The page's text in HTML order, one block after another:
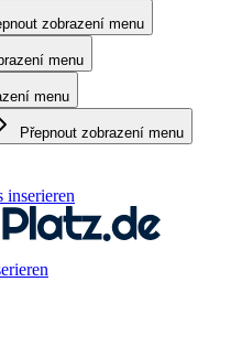
zobrazení menu
menu
menu
Přepnout zobrazení menu
inserieren